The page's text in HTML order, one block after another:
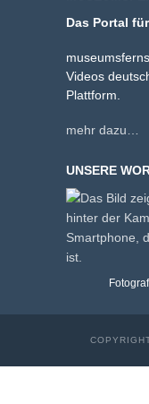
Das Portal
Videos
Plattform.
mehr dazu…
UNSERE